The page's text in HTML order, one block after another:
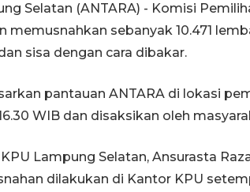
Selatan (ANTARA) - Komisi
memusnahkan sebanyak 10.471
sisa dengan cara dibakar.
pantauan ANTARA di lokasi
WIB dan disaksikan oleh
Lampung Selatan, Ansurasta
dilakukan di Kantor KPU